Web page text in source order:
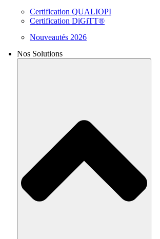
Certification QUALIOPI
Certification DiGiTT®
Nouveautés 2026
Nos Solutions